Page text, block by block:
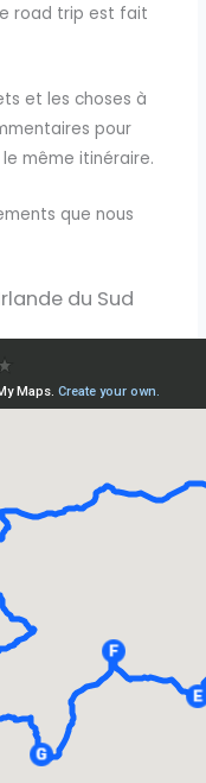
road trip est fait
et les choses à
pour
même itinéraire.
que nous
du Sud